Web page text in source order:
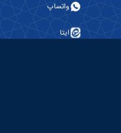
واتساپ
ایتا